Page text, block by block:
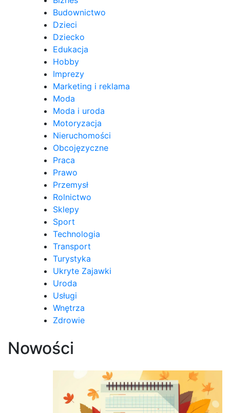
Budownictwo
Dzieci
Dziecko
Edukacja
Hobby
Imprezy
Marketing i reklama
Moda
Moda i uroda
Motoryzacja
Nieruchomości
Obcojęzyczne
Praca
Prawo
Przemysł
Rolnictwo
Sklepy
Sport
Technologia
Transport
Turystyka
Ukryte Zajawki
Uroda
Usługi
Wnętrza
Zdrowie
Nowości